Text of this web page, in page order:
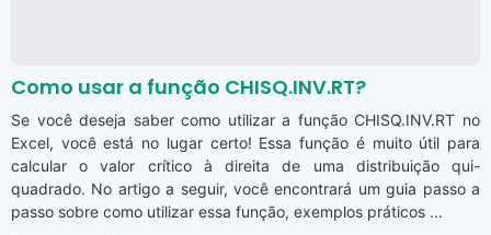
Como usar a função CHISQ.INV.RT?
Se você deseja saber como utilizar a função CHISQ.INV.RT no
Excel, você está no lugar certo! Essa função é muito útil para
calcular o valor crítico à direita de uma distribuição qui-
quadrado. No artigo a seguir, você encontrará um guia passo a
passo sobre como utilizar essa função, exemplos práticos ...